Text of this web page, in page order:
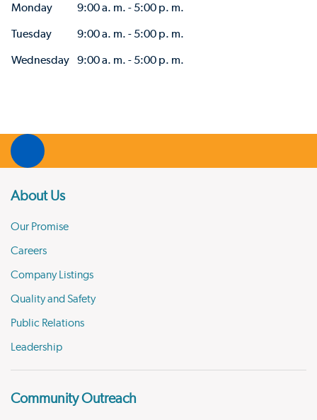
Monday
9:00 a. m. - 5:00 p. m.
Tuesday
9:00 a. m. - 5:00 p. m.
Wednesday 9:00 a. m. - 5:00 p. m.
About Us
Our Promise
Careers
Company Listings
Quality and Safety
Public Relations
Leadership
Community Outreach